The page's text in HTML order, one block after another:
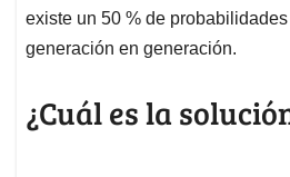
existe un 50 % de
generación en generación.
¿Cuál es la